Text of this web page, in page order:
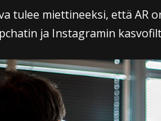
tulee miettineeksi, että AR
ja Instagramin